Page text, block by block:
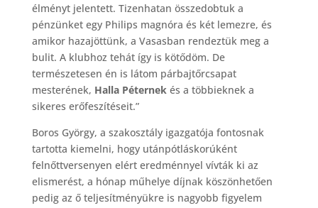
élményt jelentett. Tizenhatan összedobtuk a
pénzünket egy Philips magnóra és két lemezre, és
amikor hazajöttünk, a Vasasban rendeztük meg a
bulit. A klubhoz tehát így is kötődöm. De
természetesen én is látom párbajtőrcsapat
mesterének, Halla Péternekés a többieknek a
sikeres erőfeszítéseit.”
Boros György, a szakosztály igazgatója fontosnak
tartotta kiemelni, hogy utánpótláskorúként
felnőttversenyen elért eredménnyel vívták ki az
elismerést, a hónap műhelye díjnak köszönhetően
pedig az ő teljesítményükre is nagyobb figyelem